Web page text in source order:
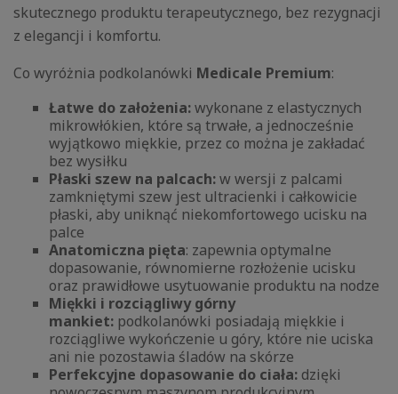
skutecznego produktu terapeutycznego, bez rezygnacji
z elegancji i komfortu.
Co wyróżnia podkolanówki Medicale Premium:
Łatwe do założenia:wykonane z elastycznych
mikrowłókien, które są trwałe, a jednocześnie
wyjątkowo miękkie, przez co można je zakładać
bez wysiłku
Płaski szew na palcach:w wersji z palcami
zamkniętymi szew jest ultracienki i całkowicie
płaski, aby uniknąć niekomfortowego ucisku na
palce
Anatomiczna pięta: zapewnia optymalne
dopasowanie, równomierne rozłożenie ucisku
oraz prawidłowe usytuowanie produktu na nodze
Miękki i rozciągliwy górny
mankiet: podkolanówki posiadają miękkie i
rozciągliwe wykończenie u góry, które nie uciska
ani nie pozostawia śladów na skórze
Perfekcyjne dopasowanie do ciała: dzięki